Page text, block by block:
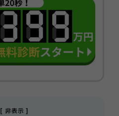
[ 非表示 ]